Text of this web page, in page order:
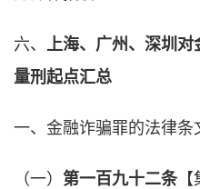
六、 上海、广州、深圳
量刑起点汇总
一、金融诈骗罪的法律条
（一） 第一百九十二条